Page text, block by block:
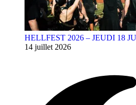
HELLFEST 2026 – JEUDI 18
14 juillet 2026